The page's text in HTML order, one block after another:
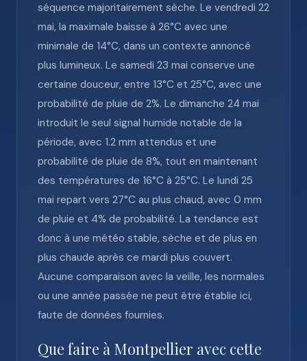
séquence majoritairement sèche. Le vendredi 22
mai, la maximale baisse à 26°C avec une
minimale de 14°C, dans un contexte annoncé
plus lumineux. Le samedi 23 mai conserve une
certaine douceur, entre 13°C et 25°C, avec une
probabilité de pluie de 2%. Le dimanche 24 mai
introduit le seul signal humide notable de la
période, avec 1.2 mm attendus et une
probabilité de pluie de 8%, tout en maintenant
des températures de 16°C à 25°C. Le lundi 25
mai repart vers 27°C au plus chaud, avec 0 mm
de pluie et 4% de probabilité. La tendance est
donc à une météo stable, sèche et de plus en
plus chaude après ce mardi plus couvert.
Aucune comparaison avec la veille, les normales
ou une année passée ne peut être établie ici,
faute de données fournies.
Que faire à Montpellier avec cette